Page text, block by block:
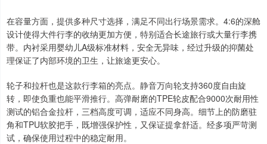
在容量方面，提供多种尺寸选择，满足不同出行场景需求。4:6的深舱
设计使得大件行李的收纳更加方便，特别适合长途旅行或大量行李携
带。内衬采用婴幼儿A级标准材料，安全无异味，经过升级的抑菌处
理保证了内部环境的卫生，让旅途更安心。
轮子和拉杆也是这款行李箱的亮点。静音万向轮支持360度自由旋
转，即使负重也能平滑推行。高弹耐磨的TPE轮皮配合9000次耐用性
测试的铝合金拉杆，三档高度可调，适应不同身高。细节上的防磨驻
角和TPU软胶把手，既增强保护性，又保证提拿舒适。经多项严苛测
试，确保使用过程中的稳定耐用。